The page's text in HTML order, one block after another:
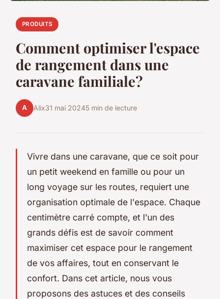
PRODUITS
Comment optimiser l'espace
de rangement dans une
caravane familiale?
A Alix31 mai 20245 min de lecture
Vivre dans une caravane, que ce soit pour
un petit weekend en famille ou pour un
long voyage sur les routes, requiert une
organisation optimale de l'espace. Chaque
centimètre carré compte, et l'un des
grands défis est de savoir comment
maximiser cet espace pour le rangement
de vos affaires, tout en conservant le
confort. Dans cet article, nous vous
proposons des astuces et des conseils